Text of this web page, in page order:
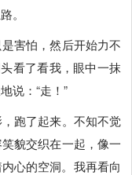
。
害怕，然后开始力不
看了看我，眼中一抹
说：“走！”
跑了起来。不知不觉
貌交织在一起，像一
心的空洞。我再看向